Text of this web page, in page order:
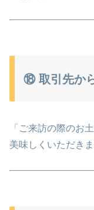
⑱ 取引先か
「ご来訪の際のお
美味しくいただきま